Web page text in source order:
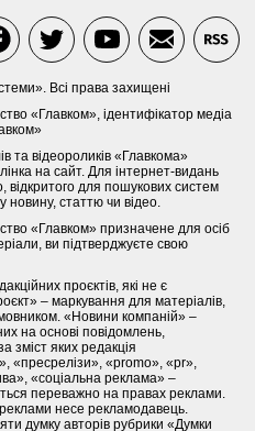
Всі права захищені
«Главком», ідентифікатор медіа
та відеороликів «Главкома»
на сайт. Для інтернет-видань
відкритого для пошукових систем
новину, статтю чи відео.
«Главком» призначене для осіб
ви підтверджуєте свою
проєктів, які не є
– маркування для матеріалів,
«Новини компаній» –
на основі повідомлень,
зміст яких редакція
«пресрелізи», «promo», «pr»,
«соціальна реклама» –
переважно на правах реклами.
реклами несе рекламодавець.
думку авторів рубрики «Думки